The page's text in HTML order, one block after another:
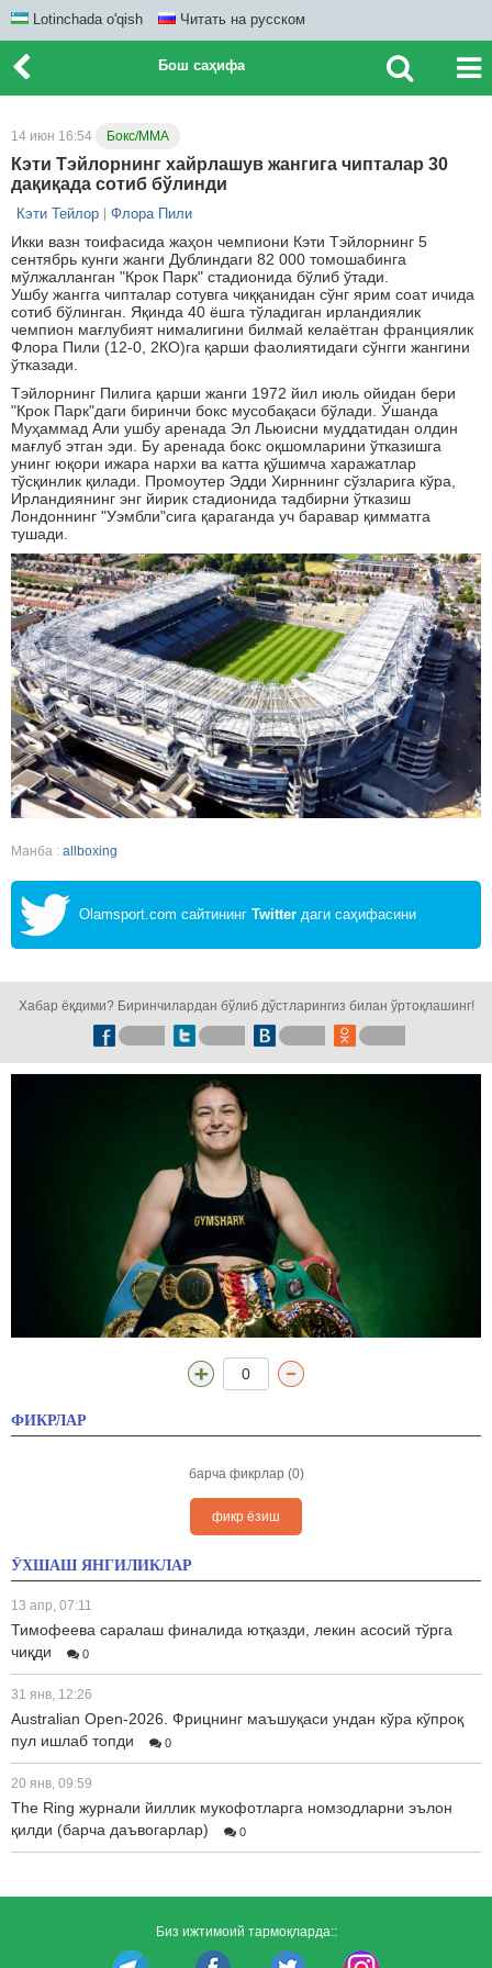
Lotinchada o'qish Читать на русском
Бош саҳифа
14 июн 16:54 Бокс/ММА
Кэти Тэйлорнинг хайрлашув жангига чипталар 30
дақиқада сотиб бўлинди
Кэти Тейлор Флора Пили
Икки вазн тоифасида жаҳон чемпиони Кэти Тэйлорнинг 5
сентябрь кунги жанги Дублиндаги 82 000 томошабинга
мўлжалланган "Крок Парк" стадионида бўлиб ўтади.
Ушбу жангга чипталар сотувга чиққанидан сўнг ярим соат ичида
сотиб бўлинган. Яқинда 40 ёшга тўладиган ирландиялик
чемпион мағлубият нималигини билмай келаётган франциялик
Флора Пили (12-0, 2КО)га қарши фаолиятидаги сўнгги жангини
ўтказади.
Тэйлорнинг Пилига қарши жанги 1972 йил июль ойидан бери
"Крок Парк"даги биринчи бокс мусобақаси бўлади. Ўшанда
Муҳаммад Али ушбу аренада Эл Льюисни муддатидан олдин
мағлуб этган эди. Бу аренада бокс оқшомларини ўтказишга
унинг юқори ижара нархи ва катта қўшимча харажатлар
тўсқинлик қилади. Промоутер Эдди Хирннинг сўзларига кўра,
Ирландиянинг энг йирик стадионида тадбирни ўтказиш
Лондоннинг "Уэмбли"сига қараганда уч баравар қимматга
тушади.
Манба : allboxing
Olamsport.com сайтининг Twitter даги саҳифасини
Хабар ёқдими? Биринчилардан бўлиб дўстларингиз билан ўртоқлашинг!
0
ФИКРЛАР
барча фикрлар (0)
фикр ёзиш
ЎХШАШ ЯНГИЛИКЛАР
13 апр, 07:11
Тимофеева саралаш финалида ютқазди, лекин асосий тўрга
чиқди
0
31 янв, 12:26
Australian Open-2026. Фрицнинг маъшуқаси ундан кўра кўпроқ
пул ишлаб топди
0
20 янв, 09:59
The Ring журнали йиллик мукофотларга номзодларни эълон
қилди (барча даъвогарлар)
0
Биз ижтимоий тармоқларда::